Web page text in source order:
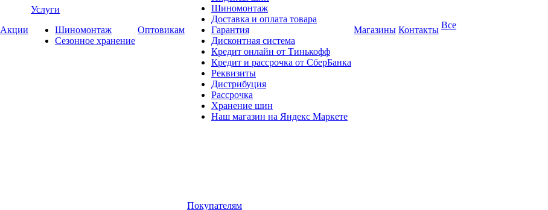
Акции
Услуги
Шиномонтаж
Сезонное хранение
Оптовикам
Шиномонтаж
Доставка и оплата товара
Гарантия
Дисконтная система
Кредит онлайн от Тинькофф
Кредит и рассрочка от СберБанка
Реквизиты
Дистрибуция
Рассрочка
Хранение шин
Наш магазин на Яндекс Маркете
Магазины Контакты Все
Покупателям